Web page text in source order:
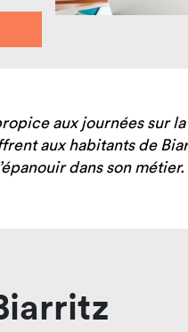
aux journées sur
aux habitants de
dans son métier.
Nos mastères